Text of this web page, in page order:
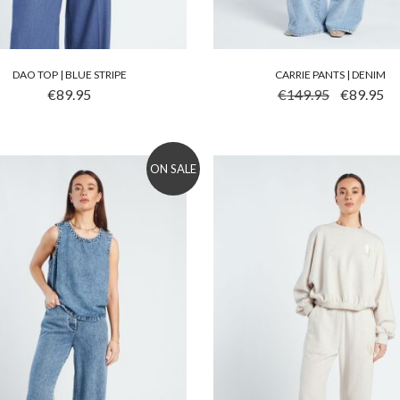
DAO TOP | BLUE STRIPE
HEEFT MEERDERE VARIATIES. DEZE OPTIE KAN
€89.95
CARRIE PANTS | DENIM
DIT PRODUCT HEEFT
€149.95 €89.95
ON SALE